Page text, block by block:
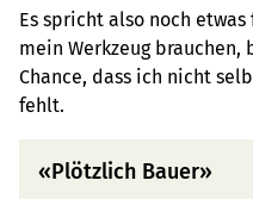
Es spricht also noch
mein Werkzeug
Chance, dass ich nicht
fehlt.
«Plötzlich Bauer»